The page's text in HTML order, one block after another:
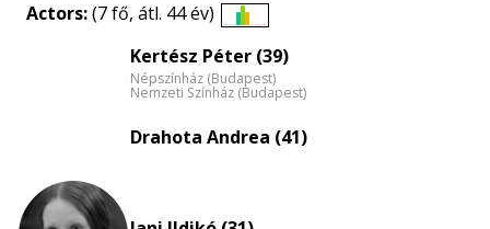
Actors:(7 fő, átl. 44 év)
eloszlás
nagyítása
Kertész Péter (39)
Népszínház (Budapest)
Nemzeti Színház (Budapest)
Drahota Andrea (41)